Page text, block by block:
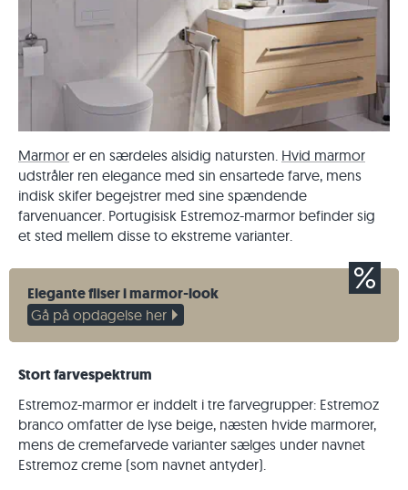
Marmor er en særdeles alsidig natursten. Hvid marmor
udstråler ren elegance med sin ensartede farve, mens
indisk skifer begejstrer med sine spændende
farvenuancer. Portugisisk Estremoz-marmor befinder sig
et sted mellem disse to ekstreme varianter.
Elegante fliser i marmor-look
Gå på opdagelse her
Stort farvespektrum
Estremoz-marmor er inddelt i tre farvegrupper: Estremoz
branco omfatter de lyse beige, næsten hvide marmorer,
mens de cremefarvede varianter sælges under navnet
Estremoz creme (som navnet antyder).